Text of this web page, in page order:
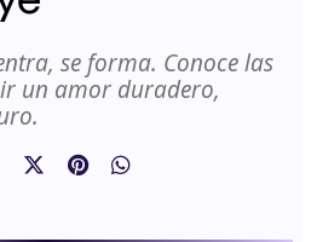
se forma. Conoce las
un amor duradero,